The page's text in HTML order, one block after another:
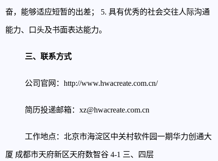
奋，能够适应短暂的出差； 5. 具有优秀的社会交往人际沟通
能力、口头及书面表达能力。
三、联系方式
公司官网：http://www.hwacreate.com.cn/
简历投递邮箱：xz@hwacreate.com.cn
工作地点：北京市海淀区中关村软件园一期华力创通大
厦 成都市天府新区天府数智谷 4-1 三、四层